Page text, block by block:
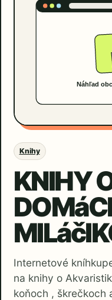
Knihy
KNIHY
Internetové
na knihy o
koňoch , škrečkoch